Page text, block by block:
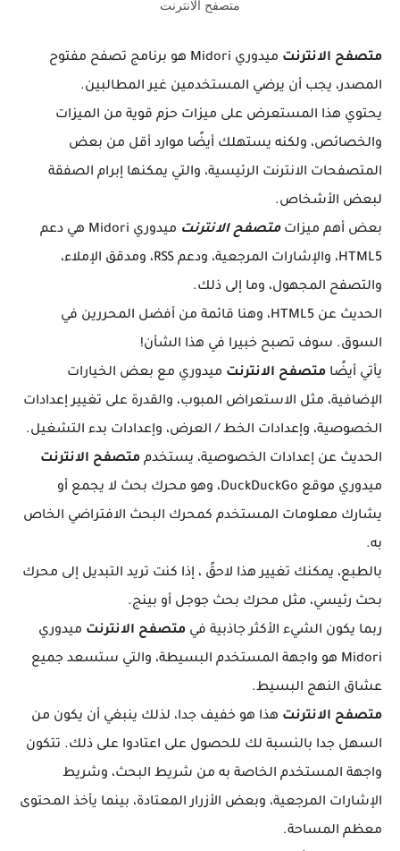
متصفح الانترنت
متصفح الانترنت
ميدوري Midori هو برنامج تصفح مفتوح
المصدر، يجب أن يرضي المستخدمين غير المطالبين.
يحتوي هذا المستعرض على ميزات حزم قوية من الميزات
والخصائص، ولكنه يستهلك أيضًا موارد أقل من بعض
المتصفحات الانترنت الرئيسية، والتي يمكنها إبرام الصفقة
لبعض الأشخاص.
بعض أهم ميزاتمتصفح الانترنت
ميدوري Midori هي دعم
HTML5، والإشارات المرجعية، ودعم RSS، ومدقق الإملاء،
والتصفح المجهول، وما إلى ذلك.
الحديث عن HTML5، وهنا قائمة من أفضل المحررين في
السوق. سوف تصبح خبيرا في هذا الشأن!
يأتي أيضًا متصفح الانترنت ميدوري مع بعض الخيارات
الإضافية، مثل الاستعراض المبوب، والقدرة على تغيير إعدادات
الخصوصية، وإعدادات الخط / العرض، وإعدادات بدء التشغيل.
الحديث عن إعدادات الخصوصية، يستخدم متصفح الانترنت
ميدوري موقع DuckDuckGo، وهو محرك بحث لا يجمع أو
يشارك معلومات المستخدم كمحرك البحث الافتراضي الخاص
به.
بالطبع، يمكنك تغيير هذا لاحقً ، إذا كنت تريد التبديل إلى محرك
بحث رئيسي، مثل محرك بحث جوجل أو بينج.
ربما يكون الشيء الأكثر جاذبية في متصفح الانترنت ميدوري
Midori هو واجهة المستخدم البسيطة، والتي ستسعد جميع
عشاق النهج البسيط.
متصفح الانترنت هذا هو خفيف جدا، لذلك ينبغي أن يكون من
السهل جدا بالنسبة لك للحصول على اعتادوا على ذلك. تتكون
واجهة المستخدم الخاصة به من شريط البحث، وشريط
الإشارات المرجعية، وبعض الأزرار المعتادة، بينما يأخذ المحتوى
معظم المساحة.